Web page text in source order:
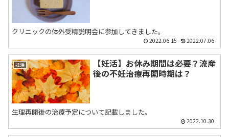
クリニックの体外受精説明会に参加してきました。
2022.06.15 2022.07.06
妊活
【妊活】お休み期間は必要？流産
後の不妊治療再開時期は？
生理再開後の治療予定について記載しました。
2022.10.30